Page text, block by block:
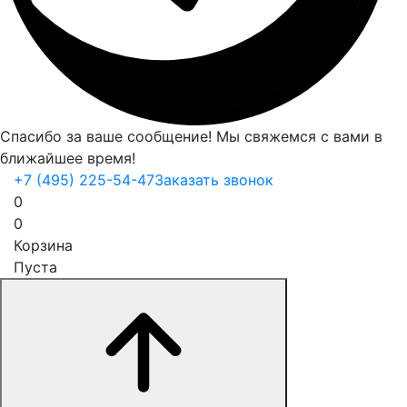
Спасибо за ваше сообщение! Мы свяжемся с вами в
ближайшее время!
+7 (495) 225-54-47Заказать звонок
0
0
Корзина
Пуста